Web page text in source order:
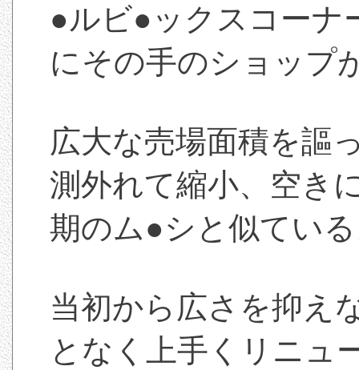
●ルビ●ックスコーナ
にその手のショップ
広大な売場面積を謳
測外れて縮小、空き
期のム●シと似てい
当初から広さを抑え
となく上手くリニュ